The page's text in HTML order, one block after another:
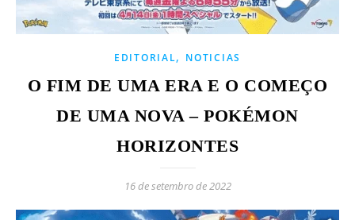
EDITORIAL, NOTICIAS
O FIM DE UMA ERA E O COMEÇO
DE UMA NOVA – POKÉMON
HORIZONTES
16 de setembro de 2022